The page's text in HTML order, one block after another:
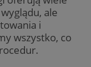
ale
i
wszystko, co